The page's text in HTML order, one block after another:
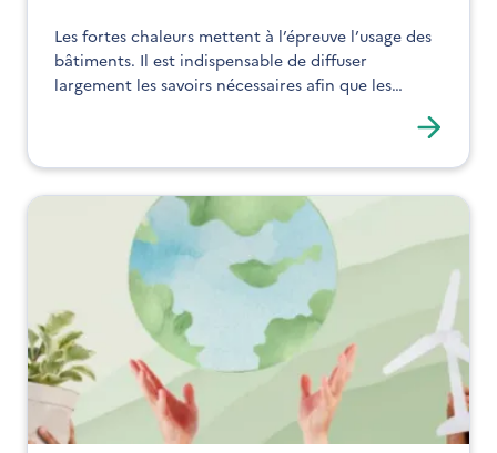
Les fortes chaleurs mettent à l’épreuve l’usage des
bâtiments. Il est indispensable de diffuser
largement les savoirs nécessaires afin que les